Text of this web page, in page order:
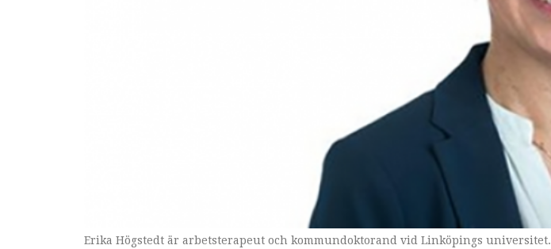
Erika Högstedt är arbetsterapeut och kommundoktorand vid Linköpings universitet.